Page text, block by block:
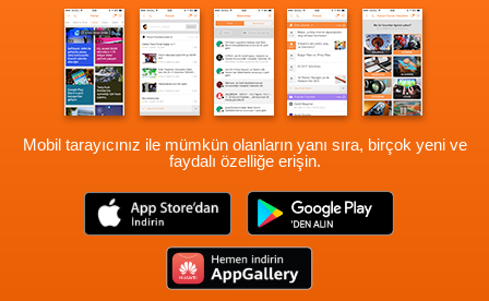
Mobil tarayıcınız ile mümkün olanların yanı sıra, birçok yeni ve
faydalı özelliğe erişin.